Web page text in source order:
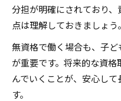
分担が明確にされており
点は理解しておきましょう。
無資格で働く場合も、子
が重要です。将来的な資
んでいくことが、安心し
す。